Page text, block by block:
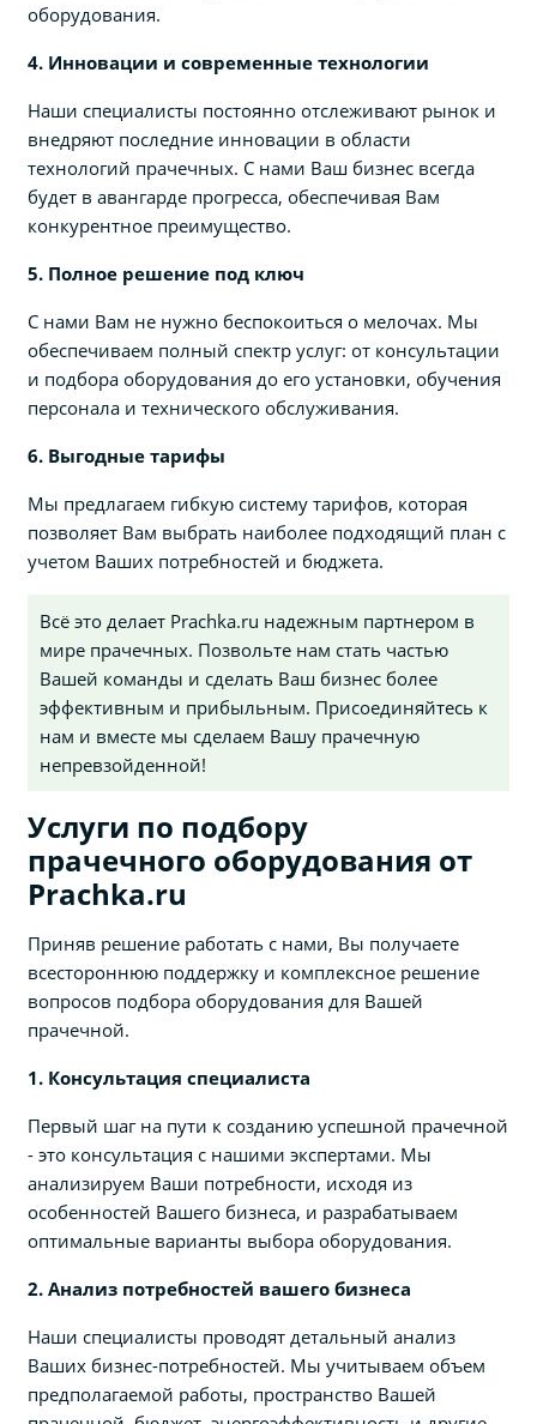
оборудования.
4. Инновации и современные технологии
Наши специалисты постоянно отслеживают рынок и
внедряют последние инновации в области
технологий прачечных. С нами Ваш бизнес всегда
будет в авангарде прогресса, обеспечивая Вам
конкурентное преимущество.
5. Полное решение под ключ
С нами Вам не нужно беспокоиться о мелочах. Мы
обеспечиваем полный спектр услуг: от консультации
и подбора оборудования до его установки, обучения
персонала и технического обслуживания.
6. Выгодные тарифы
Мы предлагаем гибкую систему тарифов, которая
позволяет Вам выбрать наиболее подходящий план с
учетом Ваших потребностей и бюджета.
Всё это делает Prachka.ru надежным партнером в
мире прачечных. Позвольте нам стать частью
Вашей команды и сделать Ваш бизнес более
эффективным и прибыльным. Присоединяйтесь к
нам и вместе мы сделаем Вашу прачечную
непревзойденной!
Услуги по подбору
прачечного оборудования от
Prachka.ru
Приняв решение работать с нами, Вы получаете
всестороннюю поддержку и комплексное решение
вопросов подбора оборудования для Вашей
прачечной.
1. Консультация специалиста
Первый шаг на пути к созданию успешной прачечной
- это консультация с нашими экспертами. Мы
анализируем Ваши потребности, исходя из
особенностей Вашего бизнеса, и разрабатываем
оптимальные варианты выбора оборудования.
2. Анализ потребностей вашего бизнеса
Наши специалисты проводят детальный анализ
Ваших бизнес-потребностей. Мы учитываем объем
предполагаемой работы, пространство Вашей